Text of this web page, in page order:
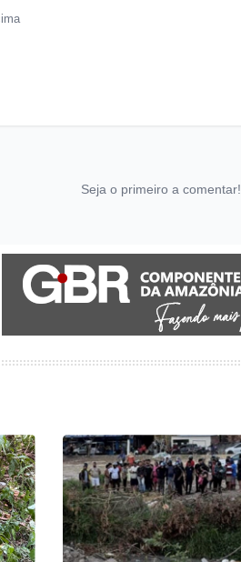
Seja o primeiro a comentar!